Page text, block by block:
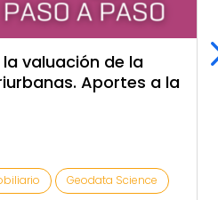
valuación de la
Aportes a la
Geodata Science